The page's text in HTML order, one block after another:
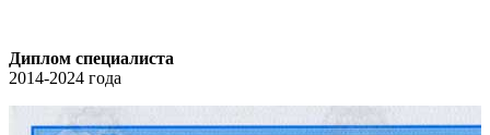
Диплом специалиста
2014-2024 года